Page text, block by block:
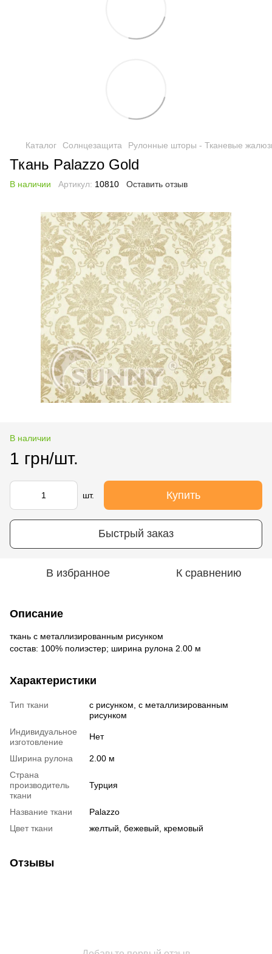
Каталог Солнцезащита Рулонные шторы - Тканевые
Ткань Palazzo Gold
В наличии Артикул: 10810 Оставить отзыв
В наличии
1 грн/шт.
шт. Купить
Быстрый заказ
В избранное К сравнению
Описание
ткань с металлизированным рисунком
состав: 100% полиэстер; ширина рулона 2.00 м
Характеристики
Тип ткани
с рисунком, с металлизированным
рисунком
Индивидуальное
изготовление
Нет
Ширина рулона
2.00 м
Страна
производитель
ткани
Турция
Название ткани
Palazzo
Цвет ткани
желтый, бежевый, кремовый
Отзывы